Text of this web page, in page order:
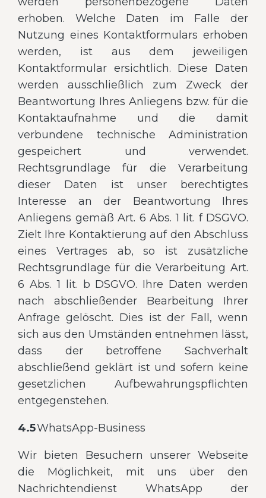
erhoben. Welche Daten im Falle der
Nutzung eines Kontaktformulars erhoben
werden, ist aus dem jeweiligen
Kontaktformular ersichtlich. Diese Daten
werden ausschließlich zum Zweck der
Beantwortung Ihres Anliegens bzw. für die
Kontaktaufnahme und die damit
verbundene technische Administration
gespeichert und verwendet.
Rechtsgrundlage für die Verarbeitung
dieser Daten ist unser berechtigtes
Interesse an der Beantwortung Ihres
Anliegens gemäß Art. 6 Abs. 1 lit. f DSGVO.
Zielt Ihre Kontaktierung auf den Abschluss
eines Vertrages ab, so ist zusätzliche
Rechtsgrundlage für die Verarbeitung Art.
6 Abs. 1 lit. b DSGVO. Ihre Daten werden
nach abschließender Bearbeitung Ihrer
Anfrage gelöscht. Dies ist der Fall, wenn
sich aus den Umständen entnehmen lässt,
dass der betroffene Sachverhalt
abschließend geklärt ist und sofern keine
gesetzlichen Aufbewahrungspflichten
entgegenstehen.
4.5WhatsApp-Business
Wir bieten Besuchern unserer Webseite
die Möglichkeit, mit uns über den
Nachrichtendienst WhatsApp der